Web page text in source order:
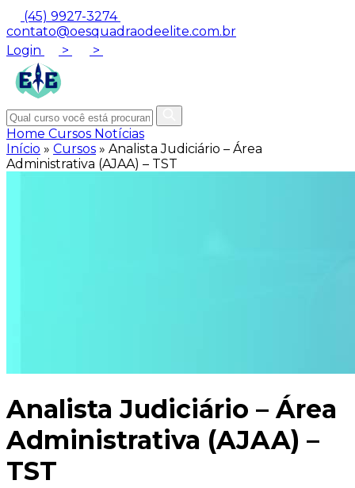
(45) 9927-3274
contato@oesquadraodeelite.com.br
Login
> >
Home Cursos Notícias
Início » Cursos » Analista Judiciário – Área
Administrativa (AJAA) – TST
Analista Judiciário – Área
Administrativa (AJAA) –
TST